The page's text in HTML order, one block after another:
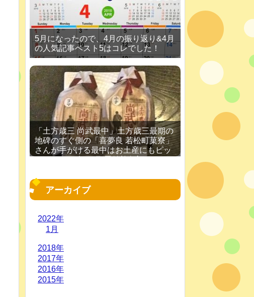
5月になったので、4月の振り返り&4月
の人気記事ベスト5はコレでした！
「土方歳三 尚武最中」土方歳三最期の
地碑のすぐ側の「喜夢良 若松町菓寮」
さんが手がける最中はお土産にもピッ
アーカイブ
2022年
1月
2018年
2017年
2016年
2015年